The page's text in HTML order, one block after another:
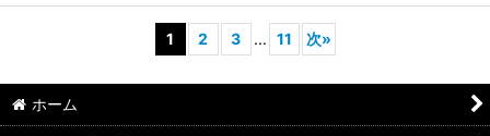
1 2 3 ... 11 次»
ホーム